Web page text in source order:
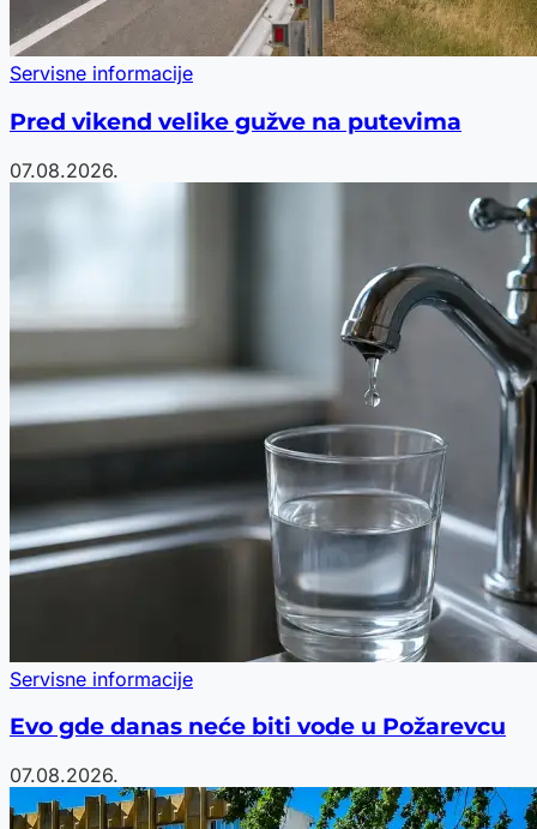
Servisne informacije
Pred vikend velike gužve na putevima
07.08.2026.
Servisne informacije
Evo gde danas neće biti vode u Požarevcu
07.08.2026.